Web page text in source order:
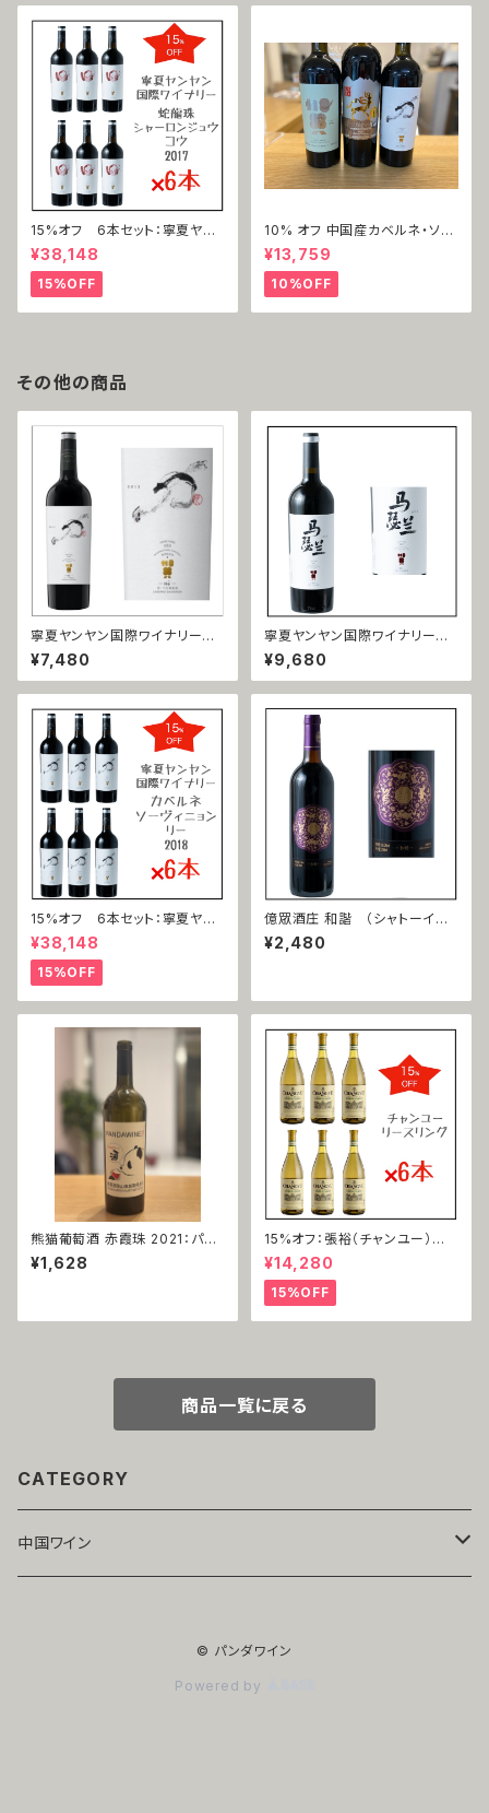
15%オフ 6本セット：寧夏ヤン
ヤン国際ワイナリー 蛇龍珠 口
（シャーロンジュウ＝コウ）2017
¥38,148
15%OFF
10% オフ 中国産カベルネ・ソー
ヴィニョン3本セット
¥13,759
10%OFF
その他の商品
寧夏ヤンヤン国際ワイナリー
赤霞珠 力（カベルネ・ソーヴィニ
ヨン＝リー ）2018
¥7,480
寧夏ヤンヤン国際ワイナリー
馬瑟蘭（マルスラン）2019
¥9,680
15%オフ 6本セット：寧夏ヤン
ヤン国際ワイナリー 赤霞珠 力
（カベルネ・ソーヴィニヨン＝リ
ー ）2018
¥38,148
15%OFF
億眾酒庄 和諧 （シャトーイー
ゾン ワカイ） 赤霞珠（カベルネ
ソーヴィニョン）2018
¥2,480
熊猫葡萄酒 赤霞珠 2021：パン
ダワイン カベルネ・ソーヴィニョ
ン 2021
¥1,628
15%オフ：張裕（チャンユー）
雷司令（リースリング）2021
¥14,280
15%OFF
商品一覧に戻る
CATEGORY
中国ワイン
© パンダワイン
Powered by